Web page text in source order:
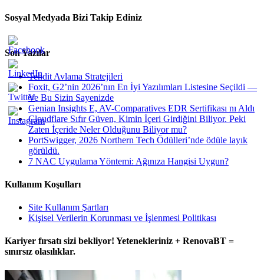
Sosyal Medyada Bizi Takip Ediniz
Son Yazılar
Tehdit Avlama Stratejileri
Foxit, G2’nin 2026’nın En İyi Yazılımları Listesine Seçildi —
Ve Bu Sizin Sayenizde
Genian Insights E, AV-Comparatives EDR Sertifikası nı Aldı
Cloudflare Sıfır Güven, Kimin İçeri Girdiğini Biliyor. Peki
Zaten İçeride Neler Olduğunu Biliyor mu?
PortSwigger, 2026 Northern Tech Ödülleri’nde ödüle layık
görüldü.
7 NAC Uygulama Yöntemi: Ağınıza Hangisi Uygun?
Kullanım Koşulları
Site Kullanım Şartları
Kişisel Verilerin Korunması ve İşlenmesi Politikası
Kariyer fırsatı sizi bekliyor! Yetenekleriniz + RenovaBT =
sınırsız olasılıklar.